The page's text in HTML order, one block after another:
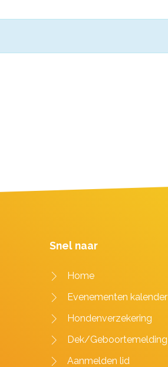
Snel naar
Home
Evenementen kalender
Hondenverzekering
Dek/Geboortemelding
Aanmelden lid